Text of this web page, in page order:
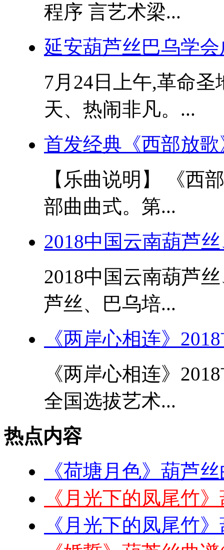
程序 言艺术梁...
延安葫芦丝巴乌学
7月24日上午,革命
天、热闹非凡。...
首发经典《西部放
【乐曲说明】 《西
部曲曲式。第...
2018中国云南葫芦
2018中国云南葫芦
芦丝、巴乌培...
《两岸心相连》
《两岸心相连》
全国选拔艺术...
热点内容
《荷塘月色》葫芦
《月光下的凤尾竹
《月光下的凤尾竹